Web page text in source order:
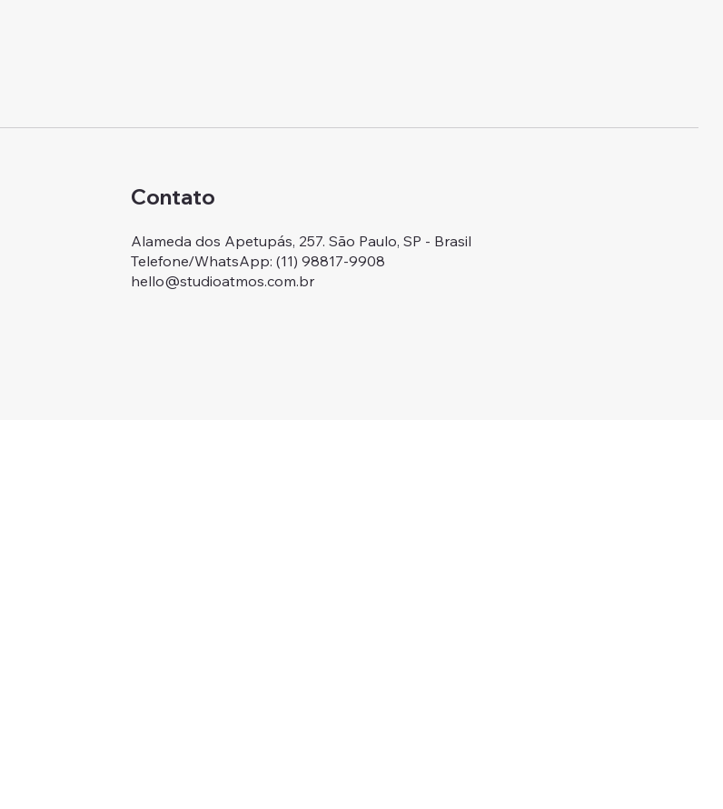
Contato
Alameda dos Apetupás, 257. São Paulo, SP - Brasil
Telefone/WhatsApp: ‭(11) 98817-9908
hello@studioatmos.com.br